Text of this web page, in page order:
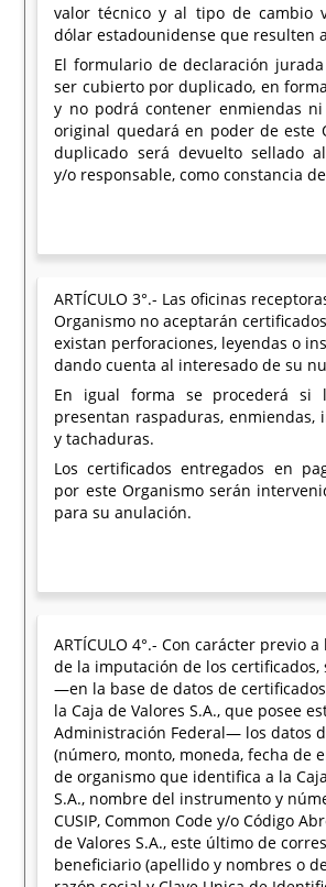
valor técnico y al tipo de cambio
dólar estadounidense que resulten
El formulario de declaración
ser cubierto por duplicado, en
y no podrá contener enmiendas
original quedará en poder de este
duplicado será devuelto sellado
y/o responsable, como constancia
ARTÍCULO 3°.- Las oficinas
Organismo no aceptarán
existan perforaciones, leyendas o
dando cuenta al interesado de su
En igual forma se procederá si
presentan raspaduras, enmiendas,
y tachaduras.
Los certificados entregados en
por este Organismo serán
para su anulación.
ARTÍCULO 4°.- Con carácter previo
de la imputación de los certificados,
—en la base de datos de
la Caja de Valores S.A., que posee
Administración Federal— los datos
(número, monto, moneda, fecha de
de organismo que identifica a la
S.A., nombre del instrumento y
CUSIP, Common Code y/o Código
de Valores S.A., este último de
beneficiario (apellido y nombres o